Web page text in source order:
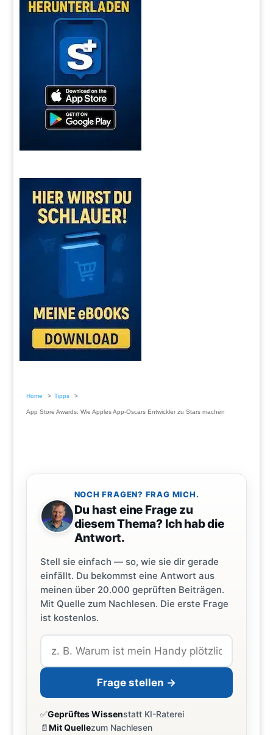
Home Tipps
App Store Awards: Wie Apples App-Oscars Entwickler zu Stars machen
NOCH FRAGEN? FRAG MICH.
Du hast eine Frage zu
diesem Thema? Ich hab die
Antwort.
Stell sie einfach — so, wie sie dir gerade
einfällt. Du bekommst eine Antwort aus
meinen über 20.000 geprüften Beiträgen.
Mit Quelle zum Nachlesen. Die erste Frage
ist kostenlos.
Frage stellen →
✅Geprüftes Wissenstatt KI-Raterei
📄Mit Quellezum Nachlesen